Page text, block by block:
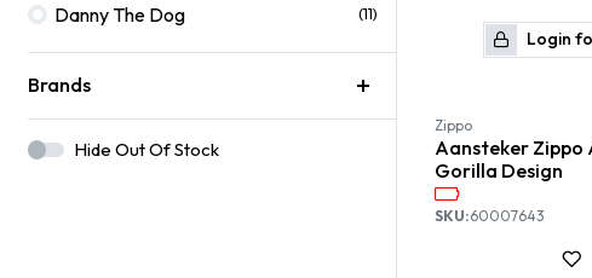
Danny The Dog (11)
Brands
Hide Out Of Stock
Login
Zippo
Aansteker Zippo
Gorilla Design
SKU:60007643